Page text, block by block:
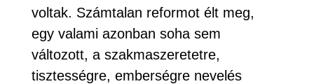
voltak. Számtalan reformot élt meg,
egy valami azonban soha sem
változott, a szakmaszeretetre,
tisztességre, emberségre nevelés